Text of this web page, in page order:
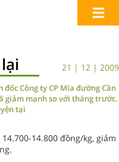
21 | 12 | 2009
Công ty CP Mía đường Cần
giảm mạnh so với tháng trước.
tại
14.800 đồng/kg, giảm